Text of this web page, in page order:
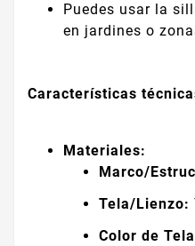
Puedes usar la
en jardines o
Características
Materiales:
Marco/
Tela/Lienzo:
Color de